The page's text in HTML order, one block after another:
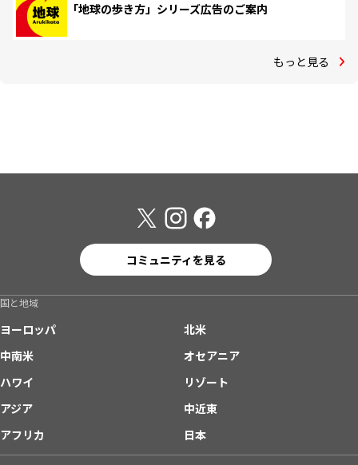
「地球の歩き方」シリーズ広告のご案内
もっと見る
コミュニティを見る
国と地域
ヨーロッパ
北米
中南米
オセアニア
ハワイ
リゾート
アジア
中近東
アフリカ
日本